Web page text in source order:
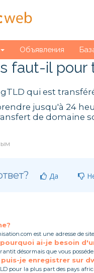
Объявления
faut-il pour
qui est
jusqu'à 24
de domaine
Да
est une adresse de site
ai-je besoin
désormais que vous
je enregistrer sur
pour la plus part des pays